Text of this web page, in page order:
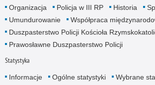
Organizacja
Policja w III RP Historia
Umundurowanie
Współpraca
Duszpasterstwo Policji Kościoła
Prawosławne Duszpasterstwo Policji
Statystyka
Informacje Ogólne statystyki
Wybrane